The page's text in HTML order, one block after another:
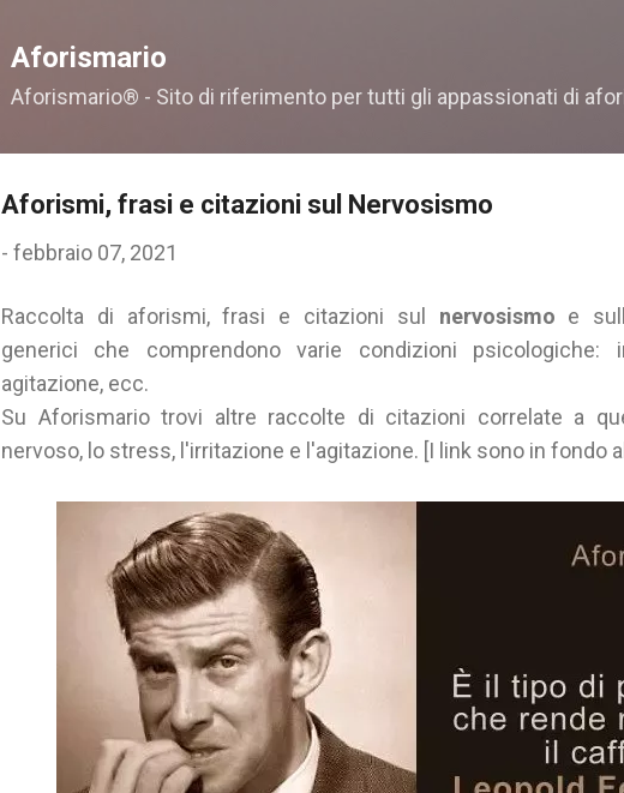
Aforismario
Aforismario® - Sito di riferimento per tutti gli appassionati di
Aforismi, frasi e citazioni sul Nervosismo
- febbraio 07, 2021
Raccolta di aforismi, frasi e citazioni sul nervosismo e
generici
che comprendono varie condizioni psicologiche:
agitazione, ecc.
Su Aforismario trovi altre raccolte di citazioni correlate a
nervoso, lo stress, l'irritazione e l'agitazione. [I link sono in fondo